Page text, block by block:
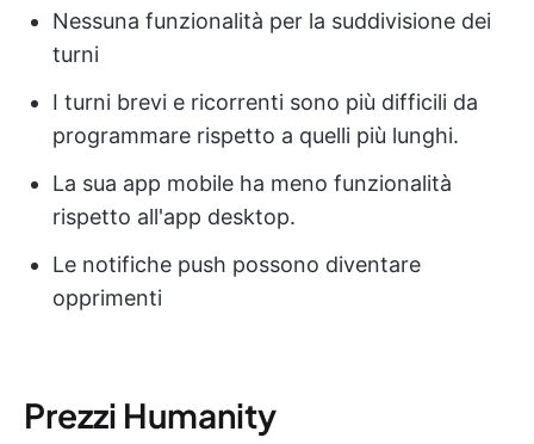
Nessuna funzionalità per la suddivisione dei
turni
I turni brevi e ricorrenti sono più difficili da
programmare rispetto a quelli più lunghi.
La sua app mobile ha meno funzionalità
rispetto all'app desktop.
Le notifiche push possono diventare
opprimenti
Prezzi Humanity